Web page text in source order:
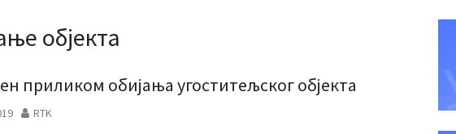
објекта
приликом обијања угоститељског објекта
RTK